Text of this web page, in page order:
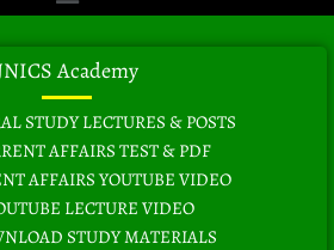
Academy
STUDY LECTURES & POSTS
AFFAIRS TEST & PDF
AFFAIRS YOUTUBE VIDEO
LECTURE VIDEO
STUDY MATERIALS